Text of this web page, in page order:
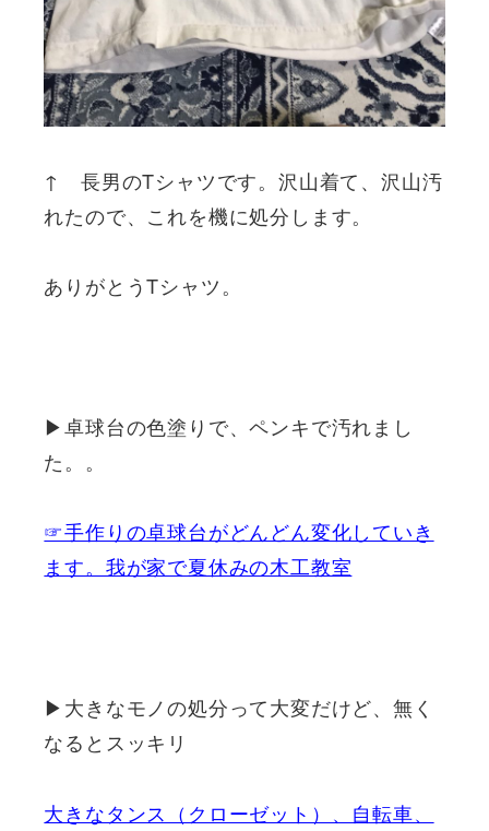
↑ 長男のTシャツです。沢山着て、沢山汚
れたので、これを機に処分します。
ありがとうTシャツ。
▶卓球台の色塗りで、ペンキで汚れまし
た。。
☞手作りの卓球台がどんどん変化していき
ます。我が家で夏休みの木工教室
▶大きなモノの処分って大変だけど、無く
なるとスッキリ
大きなタンス（クローゼット）、自転車、